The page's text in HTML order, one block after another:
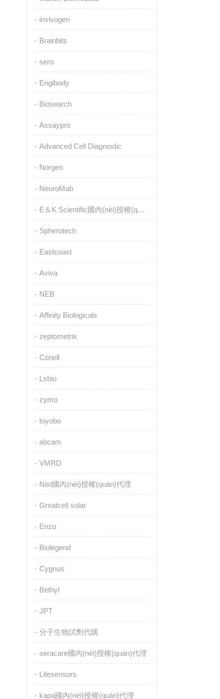
invivogen
Brainbits
sero
Engibody
Biosearch
Assaypro
Advanced Cell Diagnostic
Norgen
NeuroMab
E＆K Scientific國內(nèi)授權(quán)代理
Spherotech
Eastcoast
Aviva
NEB
Affinity Biologicals
zeptometrix
Coriell
Lsbio
zymo
toyobo
abcam
VMRD
Nist國內(nèi)授權(quán)代理
Greatcell solar
Enzo
Biolegend
Cygnus
Bethyl
JPT
分子生物試劑代購
seracare國內(nèi)授權(quán)代理
Lifesensors
kapa國內(nèi)授權(quán)代理